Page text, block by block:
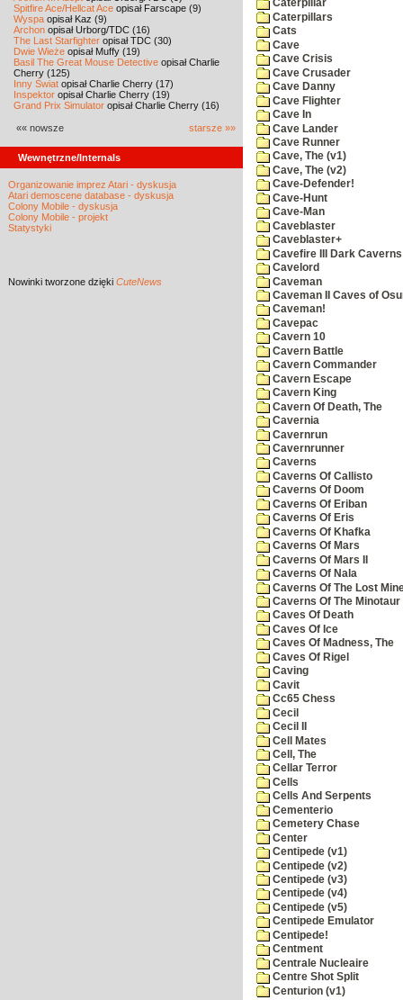
Spitfire Ace/Hellcat Ace opisał Farscape (9)
Wyspa opisał Kaz (9)
Archon opisał Urborg/TDC (16)
The Last Starfighter opisał TDC (30)
Dwie Wieże opisał Muffy (19)
Basil The Great Mouse Detective opisał Charlie
Cherry (125)
Inny Świat opisał Charlie Cherry (17)
Inspektor opisał Charlie Cherry (19)
Grand Prix Simulator opisał Charlie Cherry (16)
«« nowsze starsze »»
Wewnętrzne/Internals
Organizowanie imprez Atari - dyskusja
Atari demoscene database - dyskusja
Colony Mobile - dyskusja
Colony Mobile - projekt
Statystyki
Nowinki tworzone dzięki CuteNews
Caterpillar
Caterpillars
Cats
Cave
Cave Crisis
Cave Crusader
Cave Danny
Cave Flighter
Cave In
Cave Lander
Cave Runner
Cave, The (v1)
Cave, The (v2)
Cave-Defender!
Cave-Hunt
Cave-Man
Caveblaster
Caveblaster+
Cavefire III Dark Caverns
Cavelord
Caveman
Caveman II Caves of
Caveman!
Cavepac
Cavern 10
Cavern Battle
Cavern Commander
Cavern Escape
Cavern King
Cavern Of Death, The
Cavernia
Cavernrun
Cavernrunner
Caverns
Caverns Of Callisto
Caverns Of Doom
Caverns Of Eriban
Caverns Of Eris
Caverns Of Khafka
Caverns Of Mars
Caverns Of Mars II
Caverns Of Nala
Caverns Of The Lost
Caverns Of The Minotaur
Caves Of Death
Caves Of Ice
Caves Of Madness, The
Caves Of Rigel
Caving
Cavit
Cc65 Chess
Cecil
Cecil II
Cell Mates
Cell, The
Cellar Terror
Cells
Cells And Serpents
Cementerio
Cemetery Chase
Center
Centipede (v1)
Centipede (v2)
Centipede (v3)
Centipede (v4)
Centipede (v5)
Centipede Emulator
Centipede!
Centment
Centrale Nucleaire
Centre Shot Split
Centurion (v1)